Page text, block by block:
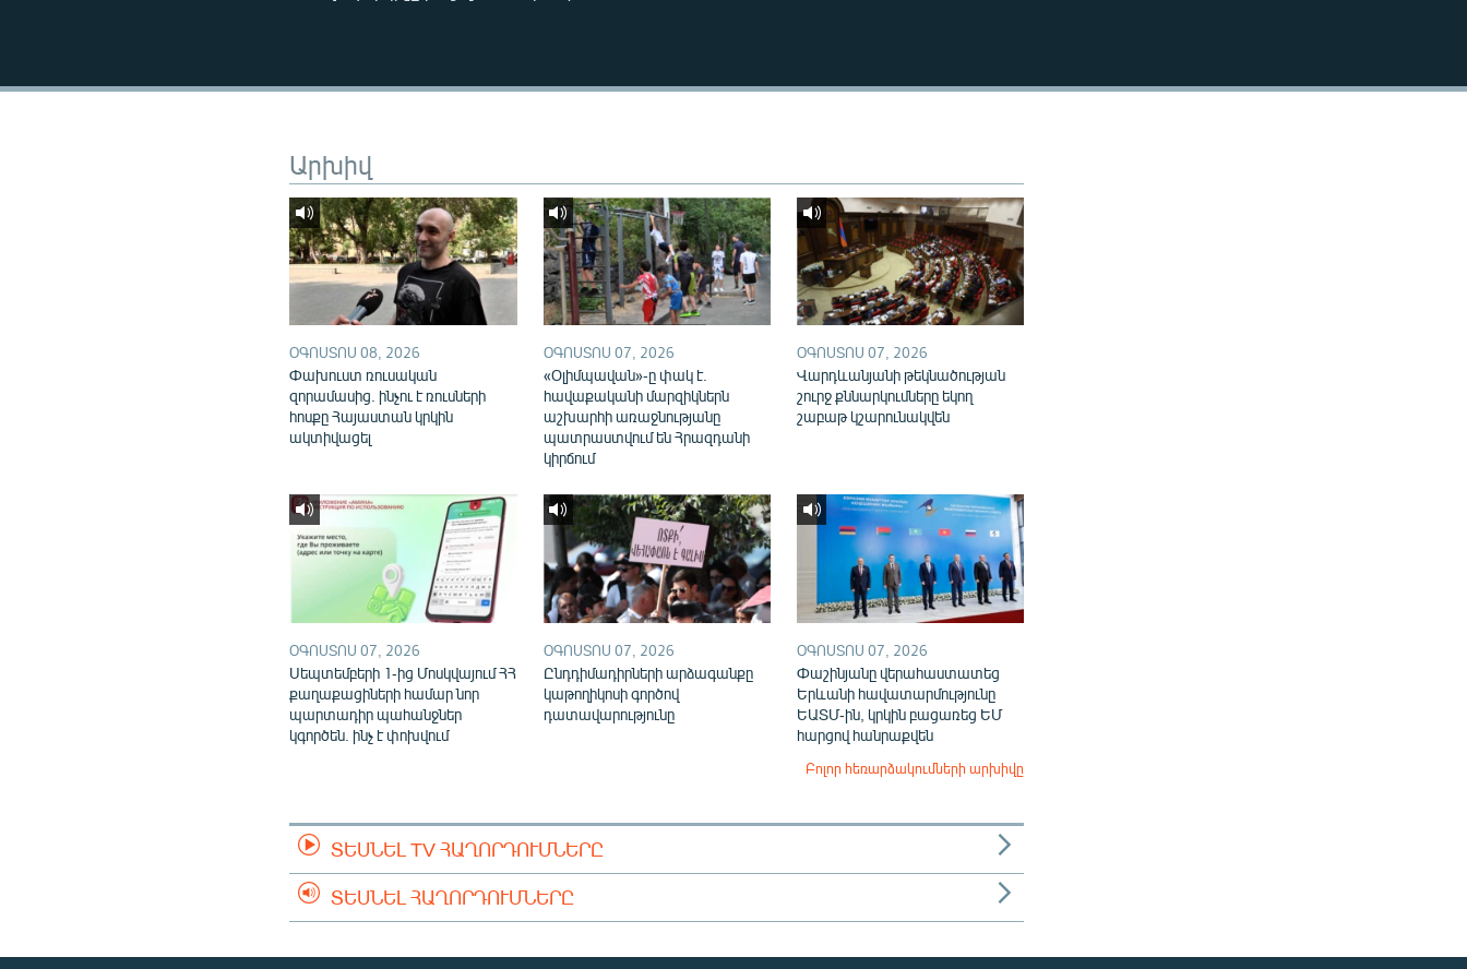
ՍՊՈՐՏ
Արխիվ
ՕԳՈՍՏՈՍ 08, 2026
Փախուստ ռուսական
զորամասից. ինչու է ռուսների
հոսքը Հայաստան կրկին
ակտիվացել
ՕԳՈՍՏՈՍ 07, 2026
«Օլիմպավան»-ը փակ է.
հավաքականի մարզիկներն
աշխարհի առաջնությանը
պատրաստվում են Հրազդանի
կիրճում
ՕԳՈՍՏՈՍ 07, 2026
Վարդևանյանի թեկնածության
շուրջ քննարկումները եկող
շաբաթ կշարունակվեն
ՕԳՈՍՏՈՍ 07, 2026
Սեպտեմբերի 1-ից Մոսկվայում ՀՀ
քաղաքացիների համար նոր
պարտադիր պահանջներ
կգործեն. ինչ է փոխվում
ՕԳՈՍՏՈՍ 07, 2026
Ընդդիմադիրների արձագանքը
կաթողիկոսի գործով
դատավարությունը
ՕԳՈՍՏՈՍ 07, 2026
Փաշինյանը վերահաստատեց
Երևանի հավատարմությունը
ԵԱՏՄ-ին, կրկին բացառեց ԵՄ
հարցով հանրաքվեն
Բոլոր հեռարձակումների արխիվը
ՏԵՍՆԵԼ TV ՀԱՂՈՐԴՈՒՄՆԵՐԸ
ՏԵՍՆԵԼ ՀԱՂՈՐԴՈՒՄՆԵՐԸ